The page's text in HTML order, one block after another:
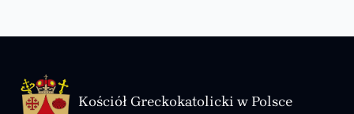
Kościół Greckokatolicki w Polsce